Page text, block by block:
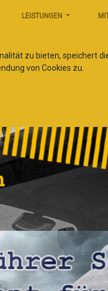
zu bieten, speichert
von Cookies zu.
LEISTUNGEN